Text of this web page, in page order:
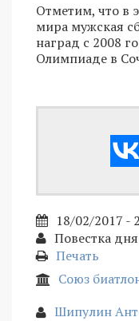
Отметим, что в
мира мужская
наград с 2008
Олимпиаде в
18/02/2017 -
Повестка дня
Печать
Союз
Шипулин